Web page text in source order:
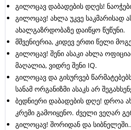
გილოცავ დაბადების დღეს!
გილოცავ! ახლა უკვე საკმარისად
ახალგაზრდობაზე დაიწყო წუწუნი.
მშვენიერია, კიდევ ერთი წელი
გილოცავ! შენი ასაკი ახლა
მაღალია, ვიდრე შენი IQ.
გილოცავ და გისურვებ
სანამ ორგანიზმი ასაკს არ
ბედნიერი დაბადების დღე! დროა
კრემი გამოიყენო. ძველი ვეღარ
გილოცავ! შორიდან და